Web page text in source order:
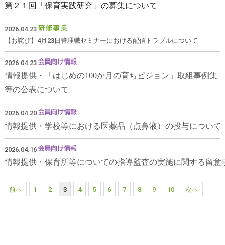
第２１回「保育実践研究」の募集について
2026.04.23
【お詫び】4月23日管理職セミナーにおける配信トラブルについて
2026.04.23
情報提供・「はじめの100か月の育ちビジョン」取組事例集
等の公表について
2026.04.20
情報提供・学校等における医薬品（点鼻液）の投与について
2026.04.16
情報提供・保育所等についての指導監査の実施に関する留意
前へ 1 2 3 4 5 6 7 8 9 10 次へ